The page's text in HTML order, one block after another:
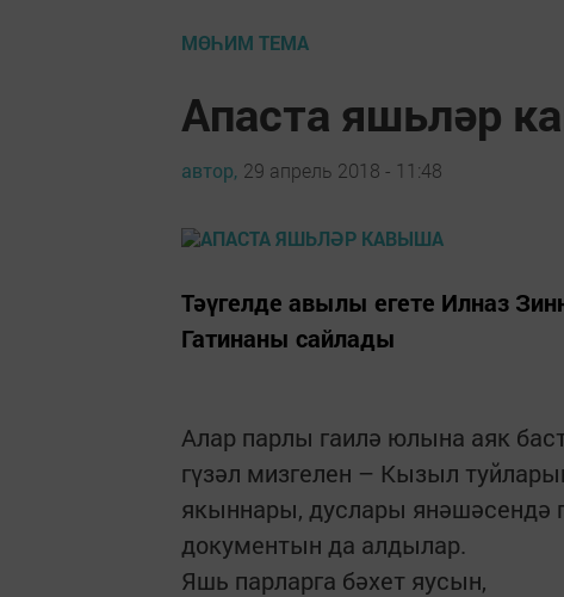
МӨҺИМ ТЕМА
Апаста яшьләр
автор, 29 апрель 2018 - 11:48
Тәүгелде авылы егете Илназ
Гатинаны сайлады
Алар парлы гаилә юлына аяк
гүзәл мизгелен – Кызыл
якыннары, дуслары янәшәсендә
документын да алдылар.
Яшь парларга бәхет яусын,